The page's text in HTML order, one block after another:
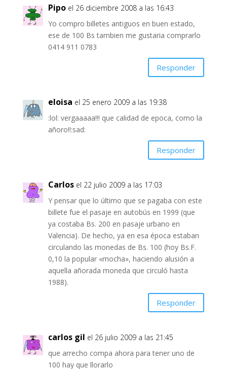
Pipo el 26 diciembre 2008 a las 16:43
Yo compro billetes antiguos en buen estado,
ese de 100 Bs tambien me gustaria comprarlo
0414 911 0783
Responder
eloisa el 25 enero 2009 a las 19:38
:lol: vergaaaaa!!! que calidad de epoca, como la
añoro!!:sad:
Responder
Carlos el 22 julio 2009 a las 17:03
Y pensar que lo último que se pagaba con este
billete fue el pasaje en autobús en 1999 (que
ya costaba Bs. 200 en pasaje urbano en
Valencia). De hecho, ya en esa época estaban
circulando las monedas de Bs. 100 (hoy Bs.F.
0,10 la popular «mocha», haciendo alusión a
aquella añorada moneda que circuló hasta
1988).
Responder
carlos gil el 26 julio 2009 a las 21:45
que arrecho compa ahora para tener uno de
100 hay que llorarlo